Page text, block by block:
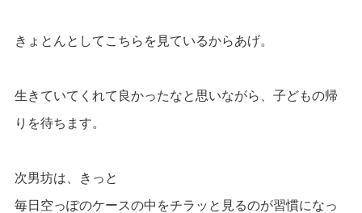
きょとんとしてこちらを見ているからあげ。
生きていてくれて良かったなと思いながら、子どもの帰
りを待ちます。
次男坊は、きっと
毎日空っぽのケースの中をチラッと見るのが習慣になっ